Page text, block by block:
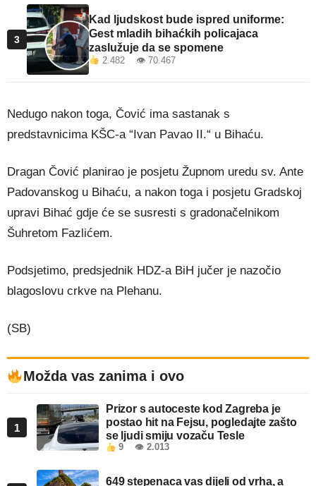
3
Kad ljudskost bude ispred uniforme:
Gest mladih bihaćkih policajaca
zaslužuje da se spomene
2.482 👁 70.467
Nedugo nakon toga, Čović ima sastanak s
predstavnicima KŠC-a “Ivan Pavao II.“ u Bihaću.
Dragan Čović planirao je posjetu Župnom uredu sv. Ante
Padovanskog u Bihaću, a nakon toga i posjetu Gradskoj
upravi Bihać gdje će se susresti s gradonačelnikom
Šuhretom Fazlićem.
Podsjetimo, predsjednik HDZ-a BiH jučer je nazočio
blagoslovu crkve na Plehanu.
(SB)
Možda vas zanima i ovo
1
Prizor s autoceste kod Zagreba je
postao hit na Fejsu, pogledajte zašto
se ljudi smiju vozaču Tesle
9 👁 2.013
649 stepenaca vas dijeli od vrha, a